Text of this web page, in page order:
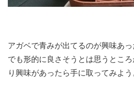
アガベで青みが出てるのが興味あ
でも形的に良さそうとは思うとこ
り興味があったら手に取ってみよう